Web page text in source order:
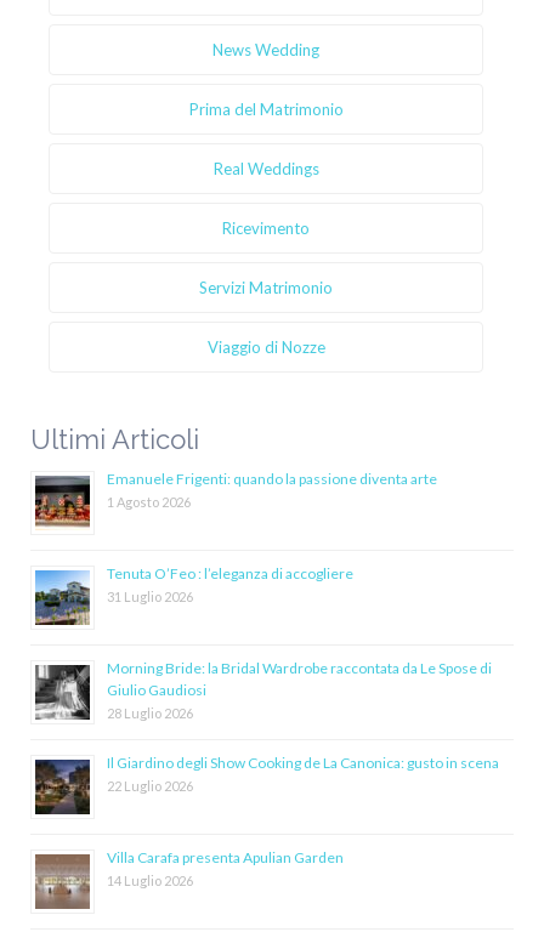
News Wedding
Prima del Matrimonio
Real Weddings
Ricevimento
Servizi Matrimonio
Viaggio di Nozze
Ultimi Articoli
Emanuele Frigenti: quando la passione diventa arte
1 Agosto 2026
Tenuta O’Feo : l’eleganza di accogliere
31 Luglio 2026
Morning Bride: la Bridal Wardrobe raccontata da Le Spose di
Giulio Gaudiosi
28 Luglio 2026
Il Giardino degli Show Cooking de La Canonica: gusto in scena
22 Luglio 2026
Villa Carafa presenta Apulian Garden
14 Luglio 2026